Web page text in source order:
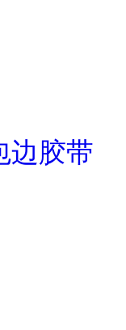
边胶带